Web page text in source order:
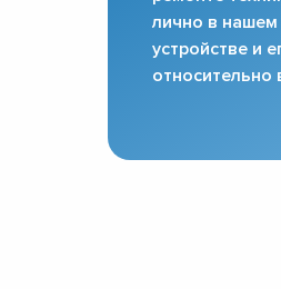
лично в
устройстве и
относительно